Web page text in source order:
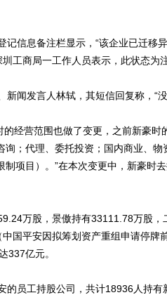
信息备注栏显示，“该企业已迁移
工商局一工作人员表示，此状态为
闻发言人林轼，其短信回复称，“
经营范围也做了变更，之前新豪时
询；代理、委托投资；国内商业、
项目）。”在本次变更中，新豪时
万股，景傲持有33111.78万股，
国平安因拟筹划资产重组申请停牌
337亿元。
员工持股公司，共计18936人持有